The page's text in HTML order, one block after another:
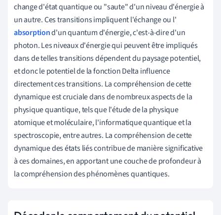
change d'état quantique ou "saute" d'un niveau d'énergie à
un autre. Ces transitions impliquent l'échange ou l'
absorptiond'un quantum d'énergie, c'est-à-dire d'un
photon. Les niveaux d'énergie qui peuvent être impliqués
dans de telles transitions dépendent du paysage potentiel,
et donc le potentiel de la fonction Delta influence
directement ces transitions. La compréhension de cette
dynamique est cruciale dans de nombreux aspects de la
physique quantique, tels que l'étude de la physique
atomique et moléculaire, l'informatique quantique et la
spectroscopie, entre autres. La compréhension de cette
dynamique des états liés contribue de manière significative
à ces domaines, en apportant une couche de profondeur à
la compréhension des phénomènes quantiques.